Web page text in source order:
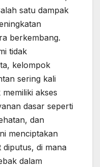
satu dampak
berkembang.
tidak
kelompok
sering kali
akses
dasar seperti
dan
menciptakan
diputus, di mana
dalam